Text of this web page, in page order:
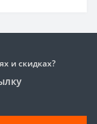
и скидках?